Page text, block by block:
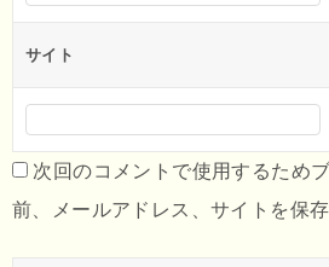
サイト
次回のコメントで使用するため
前、メールアドレス、サイトを保存